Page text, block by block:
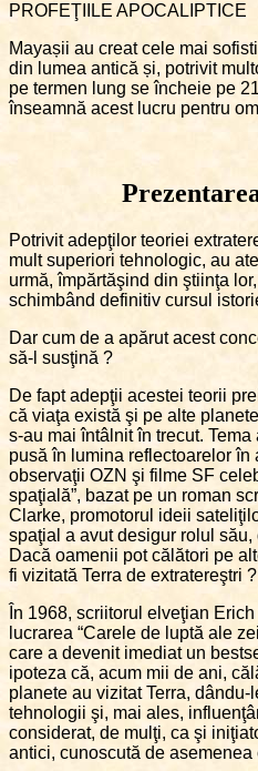
PROFEŢIILE APOCALIPTICE
Mayașii au creat cele mai
din lumea antică și, potrivit
pe termen lung se încheie pe
înseamnă acest lucru pentru
Potrivit adepţilor teoriei
mult superiori tehnologic, au
urmă, împărtăşind din ştiinţa
schimbând definitiv cursul
Dar cum de a apărut acest
să-l susţină ?
De fapt adepţii acestei teorii
că viaţa există şi pe alte
s-au mai întâlnit în trecut.
pusă în lumina reflectoarelor în
observaţii OZN şi filme SF
spaţială”, bazat pe un roman
Clarke, promotorul ideii
spaţial a avut desigur rolul
Dacă oamenii pot călători pe
fi vizitată Terra de extratereştri ?
În 1968, scriitorul elveţian
lucrarea “Carele de luptă ale
care a devenit imediat un
ipoteza că, acum mii de ani,
planete au vizitat Terra,
tehnologii şi, mai ales,
considerat, de mulţi, ca şi
antici, cunoscută de